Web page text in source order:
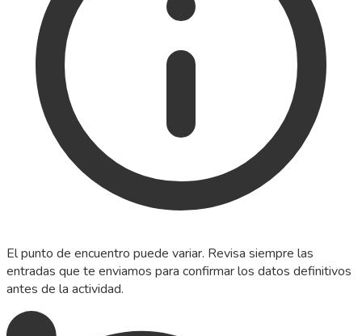
El punto de encuentro puede variar. Revisa siempre las
entradas que te enviamos para confirmar los datos definitivos
antes de la actividad.